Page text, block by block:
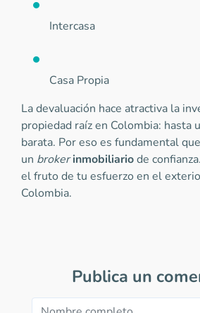
Intercasa
Casa Propia
La devaluación hace atractiva la
propiedad raíz en Colombia: hasta
barata. Por eso es fundamental
un brokerinmobiliariode
el fruto de tu esfuerzo en el
Colombia.
Publica un